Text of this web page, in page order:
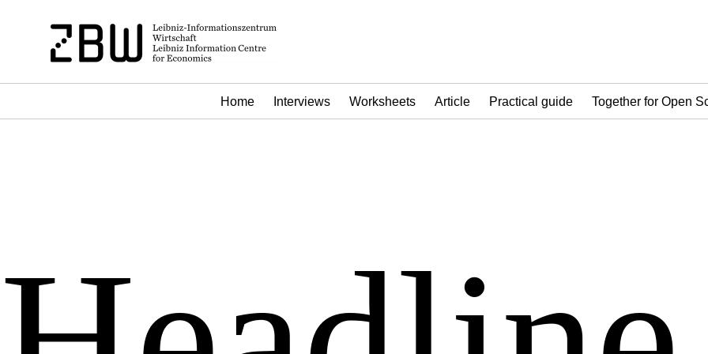
Home Interviews Worksheets Article Practical guide Together for Open